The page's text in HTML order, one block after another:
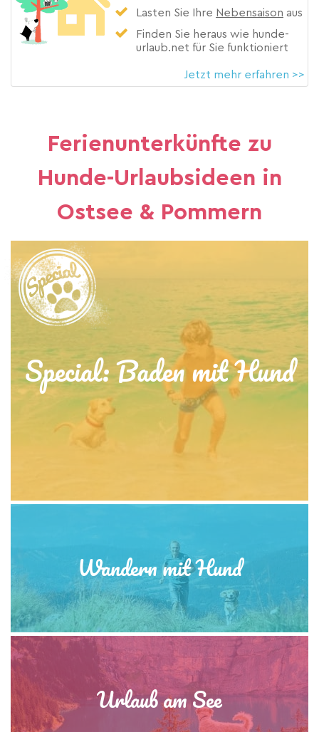
Lasten Sie Ihre Nebensaison aus
Finden Sie heraus wie hunde-
urlaub.net für Sie funktioniert
Jetzt mehr erfahren >>
Ferienunterkünfte zu
Hunde-Urlaubsideen in
Ostsee & Pommern
Special: Baden mit Hund
Wandern mit Hund
Urlaub am See